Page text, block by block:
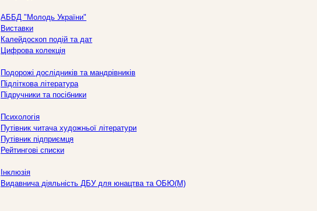
АББД "Молодь України"
Виставки
Калейдоскоп подій та дат
Цифрова колекція
Подорожі дослідників та мандрівників
Підліткова література
Підручники та посібники
Психологія
Путівник читача художньої літератури
Путівник підприємця
Рейтингові списки
Інклюзія
Видавнича діяльність ДБУ для юнацтва та ОБЮ(М)